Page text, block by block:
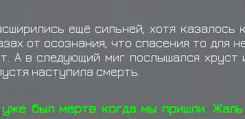
ещё сильней, хотя
от осознания, что спасения то для
А в следующий миг послышался
наступила смерть.
был мертв когда мы пришли.